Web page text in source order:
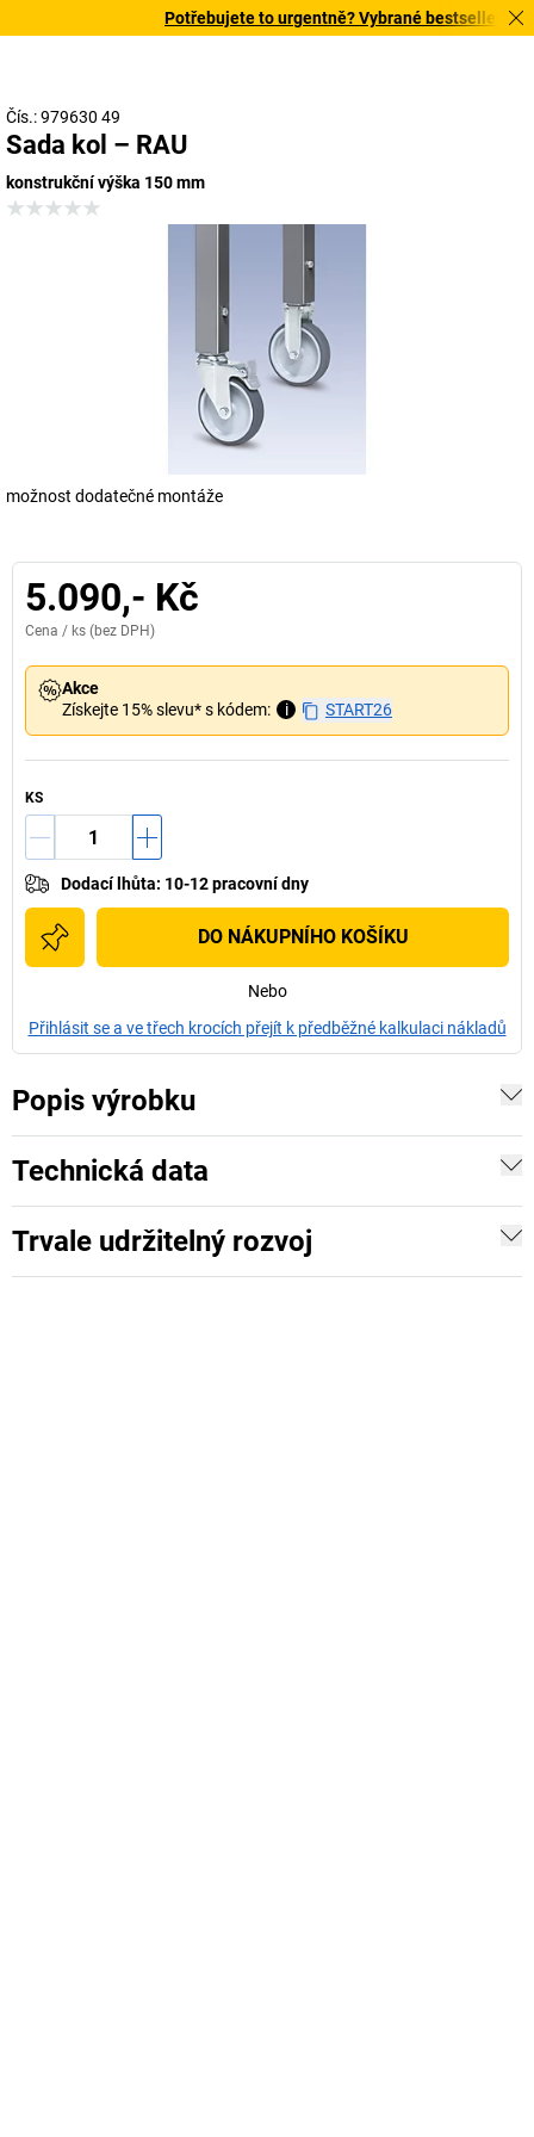
Potřebujete to urgentně? Vybrané bestsellery
Čís.: 979630 49
Sada kol – RAU
konstrukční výška 150 mm
možnost dodatečné montáže
5.090,- Kč
Cena / ks (bez DPH)
Akce
Získejte 15% slevu* s kódem:
i START26
KS
Dodací lhůta: 10-12 pracovní dny
DO NÁKUPNÍHO KOŠÍKU
Nebo
Přihlásit se a ve třech krocích přejít k předběžné kalkulaci nákladů
Popis výrobku
Technická data
Trvale udržitelný rozvoj